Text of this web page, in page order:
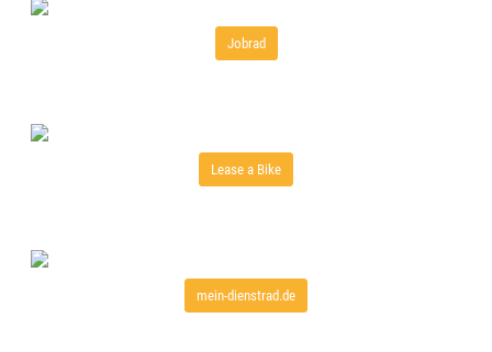
Jobrad
Lease a Bike
mein-dienstrad.de